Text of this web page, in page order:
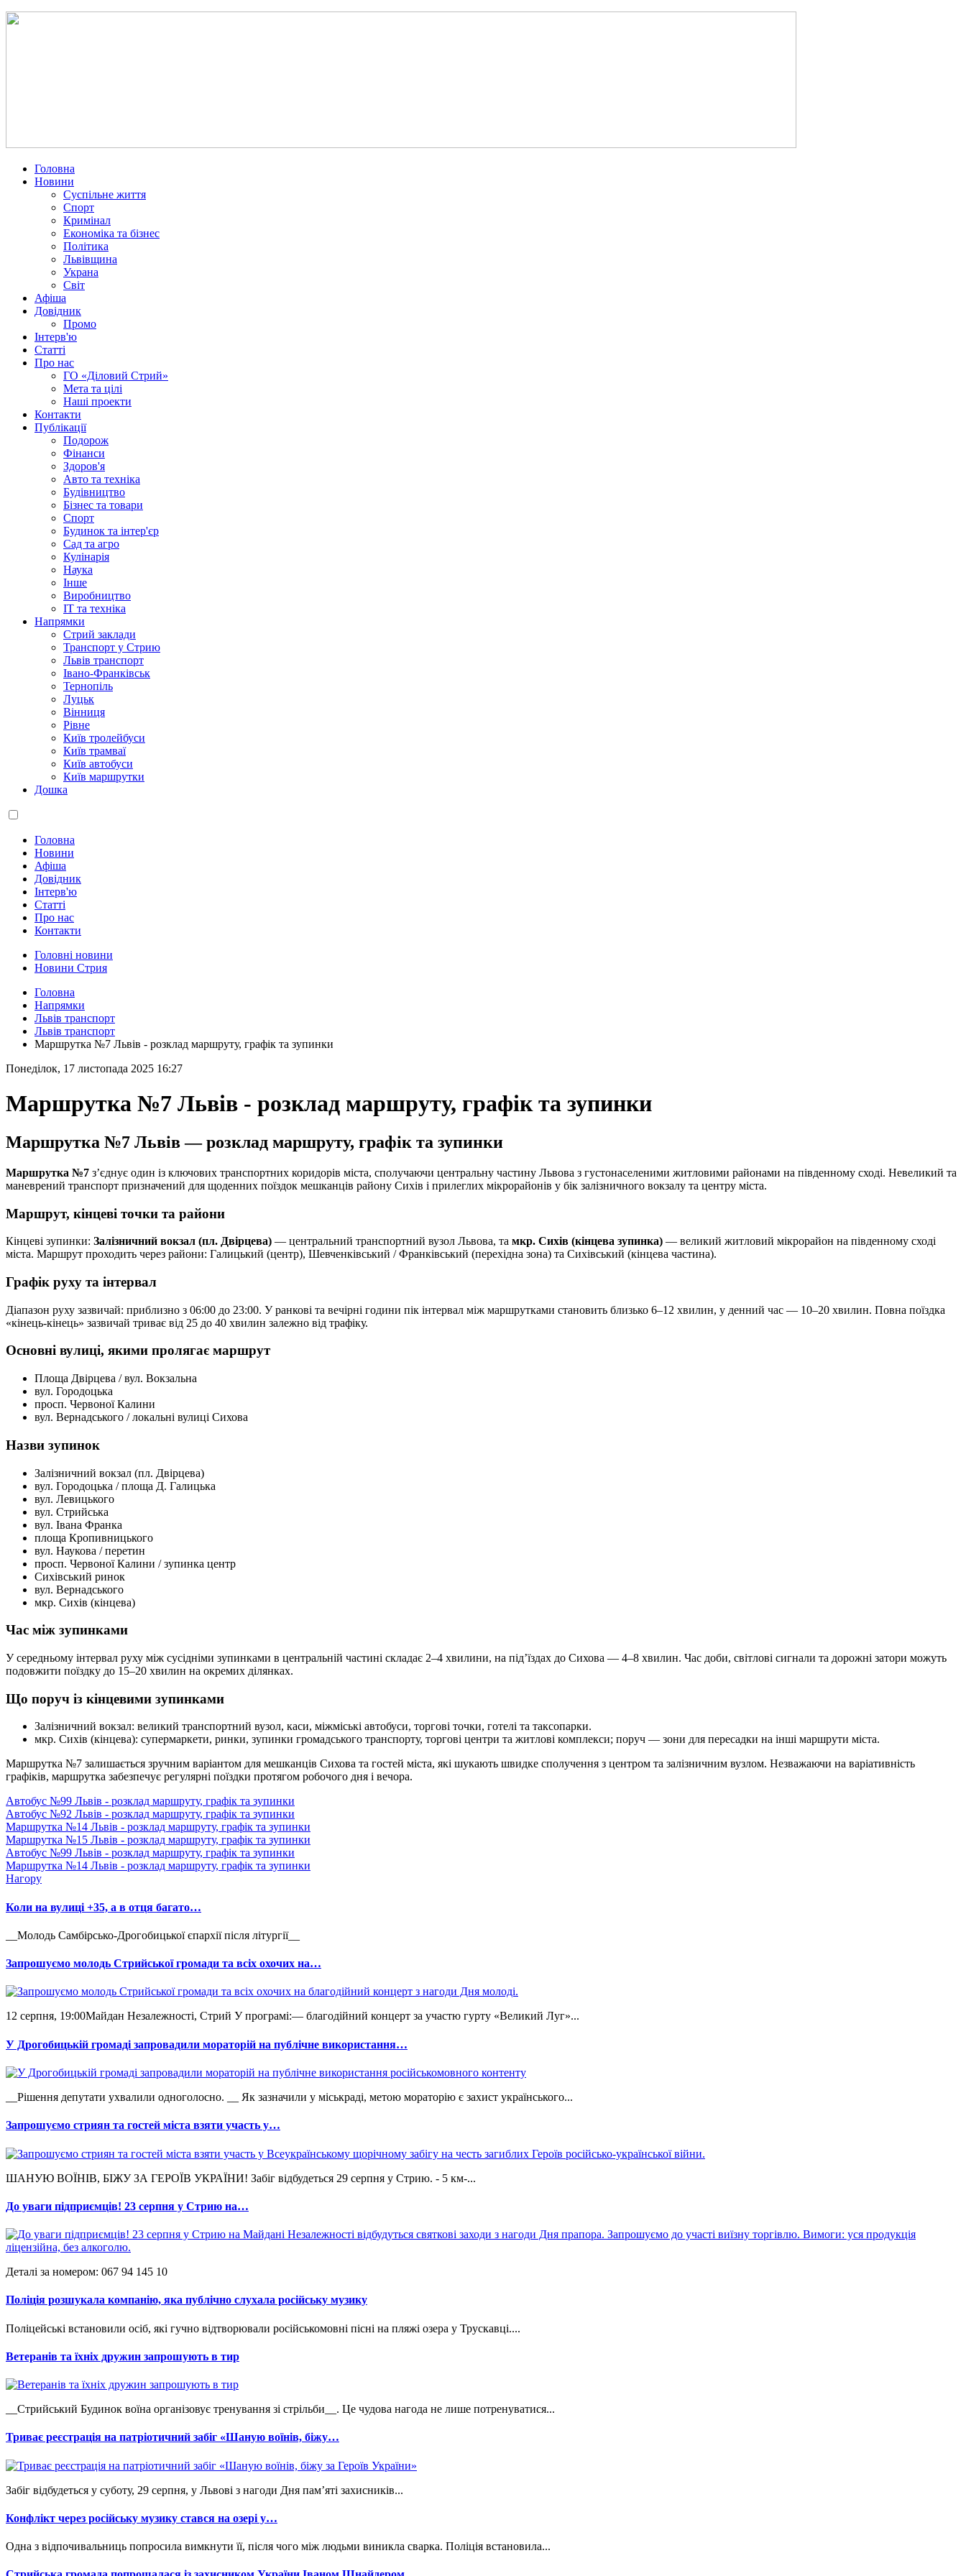
Головна
Новини
Суспільне життя
Спорт
Кримінал
Економіка та бізнес
Політика
Львівщина
Украна
Світ
Афіша
Довідник
Промо
Інтерв'ю
Статті
Про нас
ГО «Діловий Стрий»
Мета та цілі
Наші проекти
Контакти
Публікації
Подорож
Фінанси
Здоров'я
Авто та техніка
Будівництво
Бізнес та товари
Спорт
Будинок та інтер'єр
Сад та агро
Кулінарія
Наука
Інше
Виробництво
IT та техніка
Напрямки
Стрий заклади
Транспорт у Стрию
Львів транспорт
Івано-Франківськ
Тернопіль
Луцьк
Вінниця
Рівне
Київ тролейбуси
Київ трамваї
Київ автобуси
Київ маршрутки
Дошка
Головна
Новини
Афіша
Довідник
Інтерв'ю
Статті
Про нас
Контакти
Головні новини
Новини Стрия
Головна
Напрямки
Львів транспорт
Львів транспорт
Маршрутка №7 Львів - розклад маршруту, графік та зупинки
Понеділок, 17 листопада 2025 16:27
Маршрутка №7 Львів - розклад маршруту, графік та зупинки
Маршрутка №7 Львів — розклад маршруту, графік та зупинки
Маршрутка №7 з’єднує один із ключових транспортних коридорів міста, сполучаючи центральну частину Львова з густонаселеними житловими районами на південному сході. Невеликий та
маневрений транспорт призначений для щоденних поїздок мешканців району Сихів і прилеглих мікрорайонів у бік залізничного вокзалу та центру міста.
Маршрут, кінцеві точки та райони
Кінцеві зупинки: Залізничний вокзал (пл. Двірцева) — центральний транспортний вузол Львова, та мкр. Сихів (кінцева зупинка) — великий житловий мікрорайон на південному сході
міста. Маршрут проходить через райони: Галицький (центр), Шевченківський / Франківський (перехідна зона) та Сихівський (кінцева частина).
Графік руху та інтервал
Діапазон руху зазвичай: приблизно з 06:00 до 23:00. У ранкові та вечірні години пік інтервал між маршрутками становить близько 6–12 хвилин, у денний час — 10–20 хвилин. Повна поїздка
«кінець-кінець» зазвичай триває від 25 до 40 хвилин залежно від трафіку.
Основні вулиці, якими пролягає маршрут
Площа Двірцева / вул. Вокзальна
вул. Городоцька
просп. Червоної Калини
вул. Вернадського / локальні вулиці Сихова
Назви зупинок
Залізничний вокзал (пл. Двірцева)
вул. Городоцька / площа Д. Галицька
вул. Левицького
вул. Стрийська
вул. Івана Франка
площа Кропивницького
вул. Наукова / перетин
просп. Червоної Калини / зупинка центр
Сихівський ринок
вул. Вернадського
мкр. Сихів (кінцева)
Час між зупинками
У середньому інтервал руху між сусідніми зупинками в центральній частині складає 2–4 хвилини, на під’їздах до Сихова — 4–8 хвилин. Час доби, світлові сигнали та дорожні затори можуть
подовжити поїздку до 15–20 хвилин на окремих ділянках.
Що поруч із кінцевими зупинками
Залізничний вокзал: великий транспортний вузол, каси, міжміські автобуси, торгові точки, готелі та таксопарки.
мкр. Сихів (кінцева): супермаркети, ринки, зупинки громадського транспорту, торгові центри та житлові комплекси; поруч — зони для пересадки на інші маршрути міста.
Маршрутка №7 залишається зручним варіантом для мешканців Сихова та гостей міста, які шукають швидке сполучення з центром та залізничним вузлом. Незважаючи на варіативність
графіків, маршрутка забезпечує регулярні поїздки протягом робочого дня і вечора.
Автобус №99 Львів - розклад маршруту, графік та зупинки
Автобус №92 Львів - розклад маршруту, графік та зупинки
Маршрутка №14 Львів - розклад маршруту, графік та зупинки
Маршрутка №15 Львів - розклад маршруту, графік та зупинки
Автобус №99 Львів - розклад маршруту, графік та зупинки
Маршрутка №14 Львів - розклад маршруту, графік та зупинки
Нагору
Коли на вулиці +35, а в отця багато…
__Молодь Самбірсько-Дрогобицької єпархії після літургії__
Запрошуємо молодь Стрийської громади та всіх охочих на…
12 серпня, 19:00Майдан Незалежності, Стрий У програмі:— благодійний концерт за участю гурту «Великий Луг»...
У Дрогобицькій громаді запровадили мораторій на публічне використання…
__Рішення депутати ухвалили одноголосно. __ Як зазначили у міськраді, метою мораторію є захист українського...
Запрошуємо стриян та гостей міста взяти участь у…
ШАНУЮ ВОЇНІВ, БІЖУ ЗА ГЕРОЇВ УКРАЇНИ! Забіг відбудеться 29 серпня у Стрию. - 5 км-...
До уваги підприємців! 23 серпня у Стрию на…
Деталі за номером: 067 94 145 10
Поліція розшукала компанію, яка публічно слухала російську музику
Поліцейські встановили осіб, які гучно відтворювали російськомовні пісні на пляжі озера у Трускавці....
Ветеранів та їхніх дружин запрошують в тир
__Стрийський Будинок воїна організовує тренування зі стрільби__. Це чудова нагода не лише потренуватися...
Триває реєстрація на патріотичний забіг «Шаную воїнів, біжу…
Забіг відбудеться у суботу, 29 серпня, у Львові з нагоди Дня пам’яті захисників...
Конфлікт через російську музику стався на озері у…
Одна з відпочивальниць попросила вимкнути її, після чого між людьми виникла сварка. Поліція встановила...